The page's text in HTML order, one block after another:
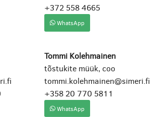
+372 558 4665
WhatsApp
Tommi Kolehmainen
tõstukite müük, coo
tommi.kolehmainen@simeri.fi
+358 20 770 5811
WhatsApp